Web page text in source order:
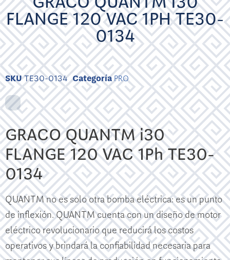
FLANGE 120 VAC 1PH TE30-
0134
SKUTE30-0134 CategoríaPRO
GRACO QUANTM i30
FLANGE 120 VAC 1Ph TE30-
0134
QUANTM no es solo otra bomba eléctrica: es un punto
de inflexión. QUANTM cuenta con un diseño de motor
eléctrico revolucionario que reducirá los costos
operativos y brindará la confiabilidad necesaria para